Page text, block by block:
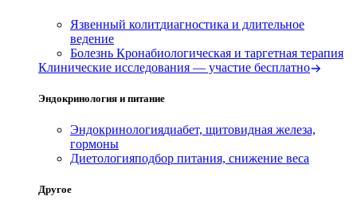
Язвенный колитдиагностика и длительное
ведение
Болезнь Кронабиологическая и таргетная терапия
Клинические исследования — участие бесплатно
Эндокринология и питание
Эндокринологиядиабет, щитовидная железа,
гормоны
Диетологияподбор питания, снижение веса
Другое